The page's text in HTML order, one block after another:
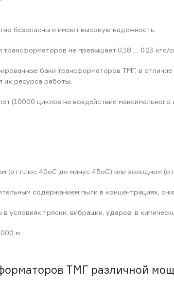
безопасны и имеют высокую надежность.
не превышает 0,18 … 0,23 кгс/
баки трансформаторов ТМГ, в
их ресурса работы.
(10000 циклов на воздействие максимального
(от плюс 40оС до минус 45оС) или холодном
содержанием пыли в концентрациях,
тряски, вибрации, ударов, в
м.
ТМГ различной